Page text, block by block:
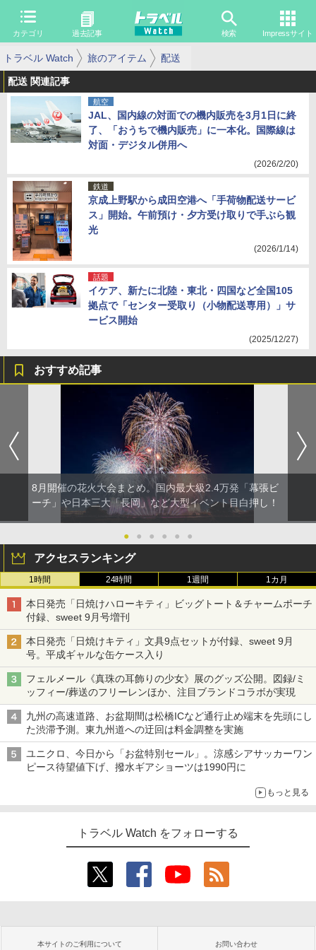
カテゴリ 過去記事 検索 Impressサイト
トラベル Watch 旅のアイテム 配送
配送 関連記事
航空
JAL、国内線の対面での機内販売を3月1日に終
了、「おうちで機内販売」に一本化。国際線は
対面・デジタル併用へ
(2026/2/20)
鉄道
京成上野駅から成田空港へ「手荷物配送サービ
ス」開始。午前預け・夕方受け取りで手ぶら観
光
(2026/1/14)
話題
イケア、新たに北陸・東北・四国など全国105
拠点で「センター受取り（小物配送専用）」サ
ービス開始
(2025/12/27)
おすすめ記事
8月開催の花火大会まとめ。国内最大級2.4万発「幕張ビ
ーチ」や日本三大「長岡」など大型イベント目白押し！
● ● ● ● ● ●
アクセスランキング
1時間 24時間 1週間 1カ月
本日発売「日焼けハローキティ」ビッグトート＆チャームポーチ
付録、sweet 9月号増刊
本日発売「日焼けキティ」文具9点セットが付録、sweet 9月
号。平成ギャルな缶ケース入り
フェルメール《真珠の耳飾りの少女》展のグッズ公開。図録/ミ
ッフィー/葬送のフリーレンほか、注目ブランドコラボが実現
九州の高速道路、お盆期間は松橋ICなど通行止め端末を先頭にし
た渋滞予測。東九州道への迂回は料金調整を実施
ユニクロ、今日から「お盆特別セール」。涼感シアサッカーワン
ピース待望値下げ、撥水ギアショーツは1990円に
もっと見る
トラベル Watch をフォローする
本サイトのご利用について お問い合わせ